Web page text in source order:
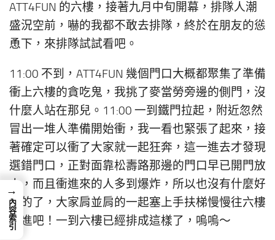
ATT4FUN 的六樓，接著九月中旬開幕，排隊人潮
盛況空前，嚇的我都不敢去排隊，終於在朋友的慫
恿下，來排隊試試看吧。
11:00 不到，ATT4FUN 幾個門口大概都聚集了準備
衝上六樓的貪吃鬼，我挑了麥當勞旁邊的側門，沒
什麼人站在那兒。11:00 一到鐵門拉起，附近忽然
冒出一堆人準備開始衝，我一看也緊張了起來，接
著確定可以衝了大家就一起狂奔，這一進去才發現
選錯門口，正對面靠松壽路那邊的門口早已開門放
人，而且衝進來的人多到爆炸，所以也沒有什麼好
衝的了，大家肩並肩的一起塞上手扶梯慢慢往六樓
邁進吧！一到六樓已經排成這樣了，嗚嗚～
→
內容索引